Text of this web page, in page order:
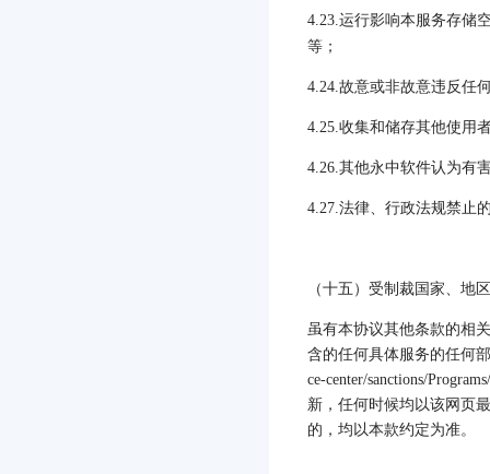
4.23.运行影响本服务存储
等；
4.24.故意或非故意违反任
4.25.收集和储存其他使用
4.26.其他永中软件认为有
4.27.法律、行政法规禁止
（十五）受制裁国家、地
虽有本协议其他条款的相
含的任何具体服务的任何
ce-center/sanctions/
新，任何时候均以该网页
的，均以本款约定为准。